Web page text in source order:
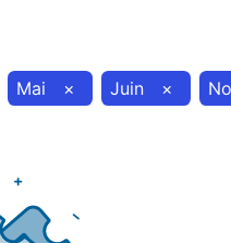
Mai
× Juin ×